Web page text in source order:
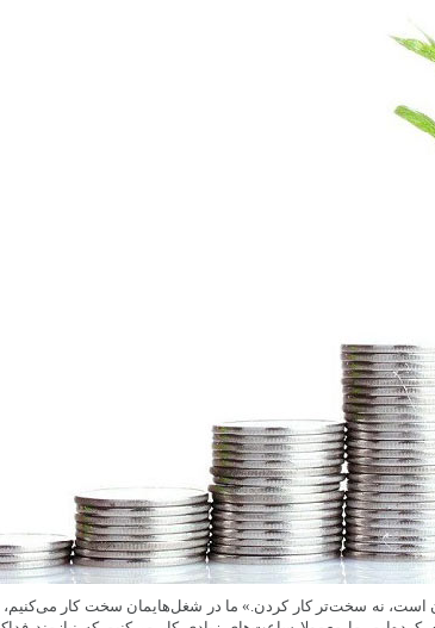
است، نه سخت‌تر کار کردن.» ما در شغل‌هایمان سخت کار